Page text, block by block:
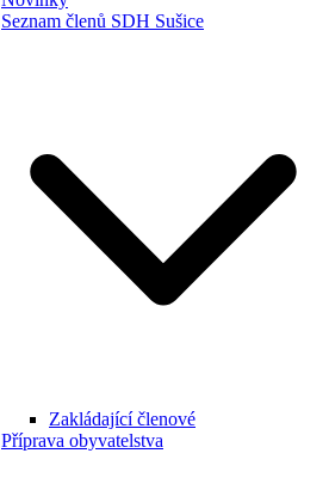
Seznam členů SDH Sušice
Zakládající členové
Příprava obyvatelstva